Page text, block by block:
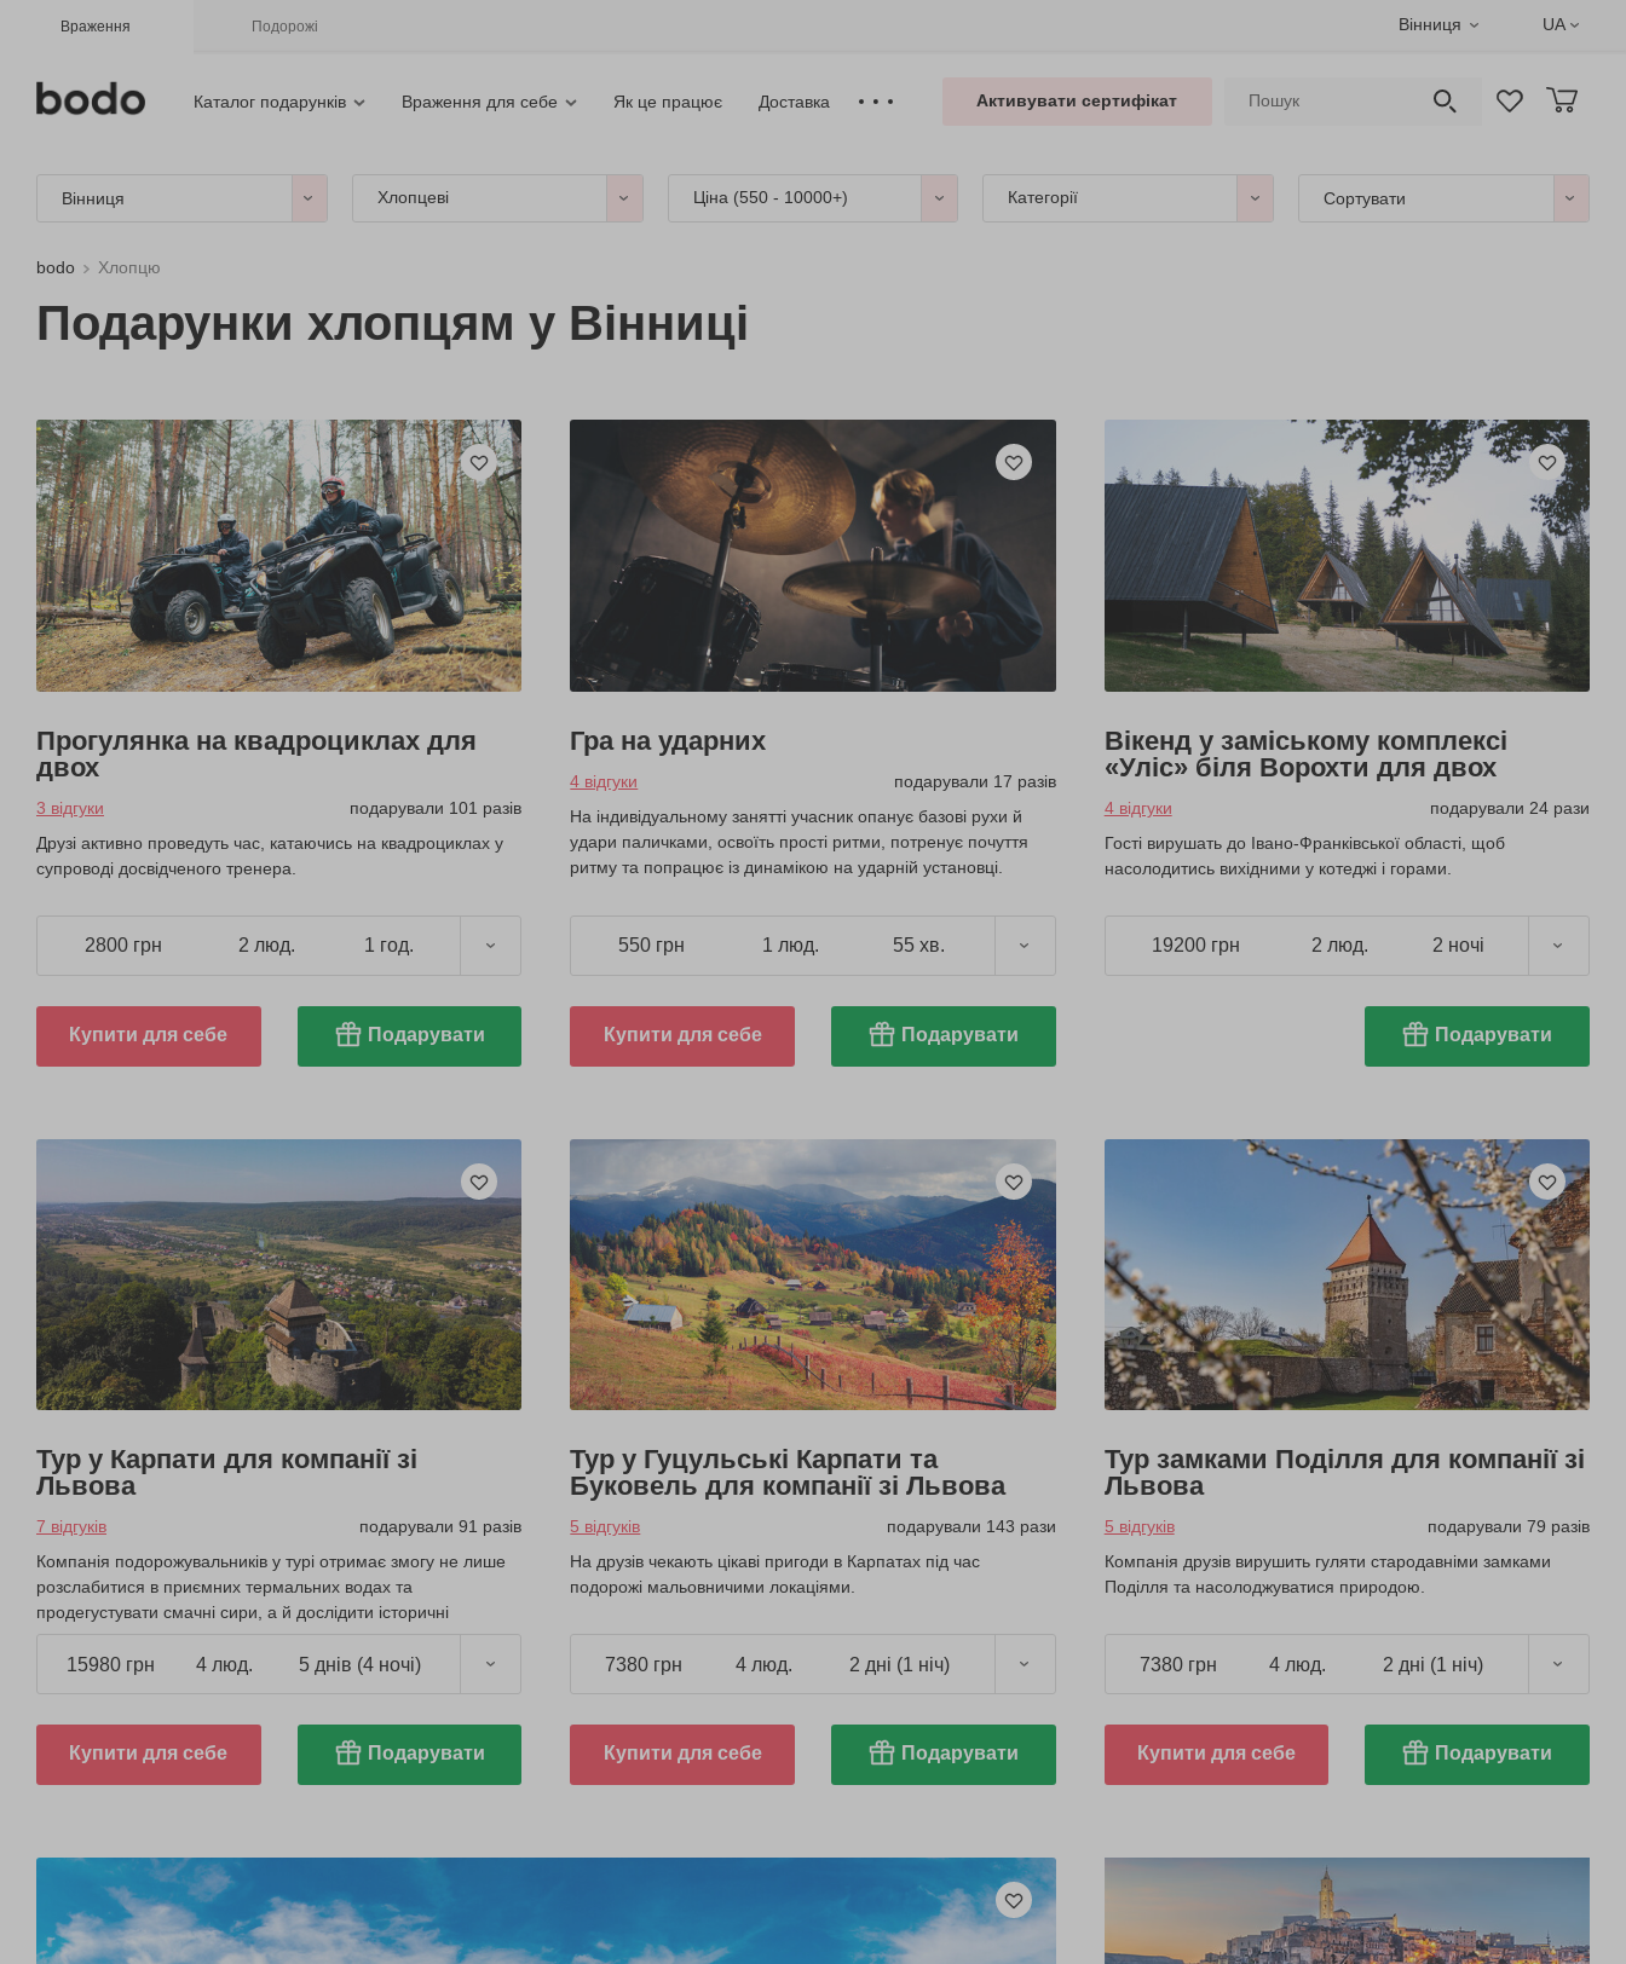
Враження Подорожі Вінниця UA
Каталог подарунків Враження для себе Як це працює Доставка Активувати сертифікат
Вінниця Хлопцеві Ціна (550 - 10000+) Категорії Сортувати
bodo Хлопцю
Подарунки хлопцям у Вінниці
Прогулянка на квадроциклах для
двох
3 відгуки
подарували 101 разів
Друзі активно проведуть час, катаючись на квадроциклах у
супроводі досвідченого тренера.
2800 грн 2 люд. 1 год.
Купити для себе Подарувати
Гра на ударних
4 відгуки
подарували 17 разів
На індивідуальному занятті учасник опанує базові рухи й
удари паличками, освоїть прості ритми, потренує почуття
ритму та попрацює із динамікою на ударній установці.
550 грн 1 люд. 55 хв.
Купити для себе Подарувати
Вікенд у заміському комплексі
«Уліс» біля Ворохти для двох
4 відгуки
подарували 24 рази
Гості вирушать до Івано-Франківської області, щоб
насолодитись вихідними у котеджі і горами.
19200 грн 2 люд. 2 ночі
Подарувати
Тур у Карпати для компанії зі
Львова
7 відгуків
подарували 91 разів
Компанія подорожувальників у турі отримає змогу не лише
розслабитися в приємних термальних водах та
продегустувати смачні сири, а й дослідити історичні
15980 грн 4 люд. 5 днів (4 ночі)
Купити для себе Подарувати
Тур у Гуцульські Карпати та
Буковель для компанії зі Львова
5 відгуків
подарували 143 рази
На друзів чекають цікаві пригоди в Карпатах під час
подорожі мальовничими локаціями.
7380 грн 4 люд. 2 дні (1 ніч)
Купити для себе Подарувати
Тур замками Поділля для компанії зі
Львова
5 відгуків
подарували 79 разів
Компанія друзів вирушить гуляти стародавніми замками
Поділля та насолоджуватися природою.
7380 грн 4 люд. 2 дні (1 ніч)
Купити для себе Подарувати